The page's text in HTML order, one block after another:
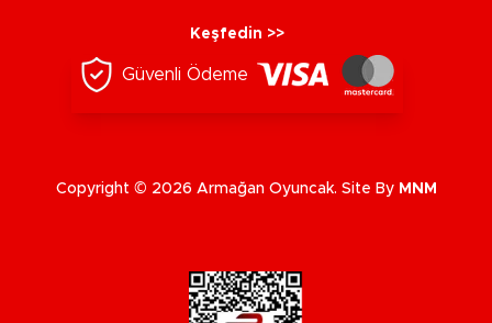
Keşfedin >>
Güvenli Ödeme
Copyright © 2026 Armağan Oyuncak. Site By MNM